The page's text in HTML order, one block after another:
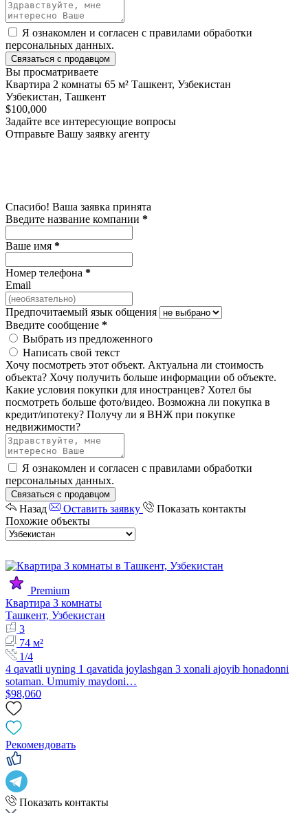
Я ознакомлен и согласен с правилами обработки
персональных данных.
Связаться с продавцом
Вы просматриваете
Квартира 2 комнаты 65 м² Ташкент, Узбекистан
Узбекистан, Ташкент
$100,000
Задайте все интересующие вопросы
Отправьте Вашу заявку агенту
Спасибо! Ваша заявка принята
Введите название компании *
Ваше имя *
Номер телефона *
Email
Предпочитаемый язык общения
Введите сообщение *
Выбрать из предложенного
Написать свой текст
Хочу посмотреть этот объект. Актуальна ли стоимость
объекта? Хочу получить больше информации об объекте.
Какие условия покупки для иностранцев? Хотел бы
посмотреть больше фото/видео. Возможна ли покупка в
кредит/ипотеку? Получу ли я ВНЖ при покупке
недвижимости?
Я ознакомлен и согласен с правилами обработки
персональных данных.
Связаться с продавцом
Назад Оставить заявку
Показать контакты
Похожие объекты
Premium
Квартира 3 комнаты
Ташкент, Узбекистан
3
74 м²
1/4
4 qavatli uyning 1 qavatida joylashgan 3 xonali ajoyib honadonni
sotaman. Umumiy maydoni…
$98,060
Рекомендовать
Показать контакты